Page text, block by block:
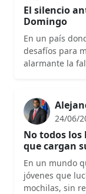
El silencio
Domingo
En un país
desafíos para
alarmante la
24/06/
No todos los
que cargan
En un mundo
jóvenes que
mochilas, sin